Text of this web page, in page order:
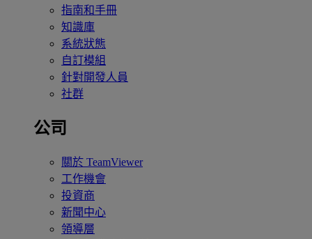
指南和手冊
知識庫
系統狀態
自訂模組
針對開發人員
社群
公司
關於 TeamViewer
工作機會
投資商
新聞中心
領導層